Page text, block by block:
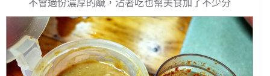
不會過份濃厚的鹹，沾著吃也幫美食加了不少分